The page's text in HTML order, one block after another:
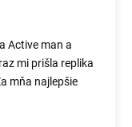
Active man a
mi prišla replika
mňa najlepšie